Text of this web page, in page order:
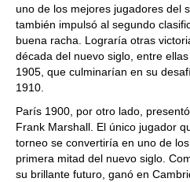
uno de los mejores jugadores del
también impulsó al segundo
buena racha. Lograría otras
década del nuevo siglo, entre
1905, que culminarían en su
1910.
París 1900, por otro lado,
Frank Marshall. El único jugador
torneo se convertiría en uno de
primera mitad del nuevo siglo.
su brillante futuro, ganó en